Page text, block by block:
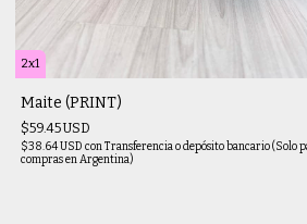
2x1
Maite (PRINT)
$59.45 USD
$38.64 USD conTransferencia o depósito bancario (Solo
compras en Argentina)